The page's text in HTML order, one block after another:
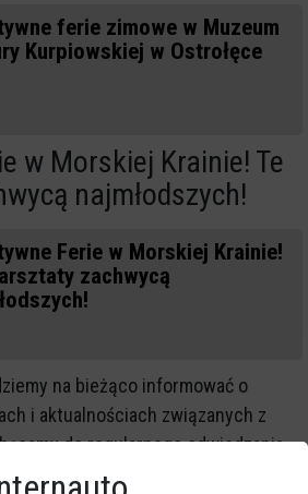
ferie zimowe w Muzeum
Kurpiowskiej w Ostrołęce
w Morskiej Krainie! Te
najmłodszych!
Ferie w Morskiej Krainie!
zachwycą
na bieżąco informować o
i aktualnościach związanych z
do regularnego odwiedzania
znajdziecie pełen przegląd